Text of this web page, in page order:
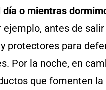
o mientras
antes de
protectores para
Por la noche, en
que fomenten